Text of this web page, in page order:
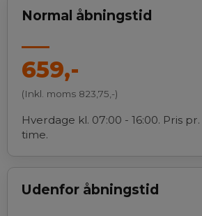
Normal åbningstid
659,-
(Inkl. moms 823,75,-)
Hverdage kl. 07:00 - 16:00. Pris
time.
Udenfor åbningstid